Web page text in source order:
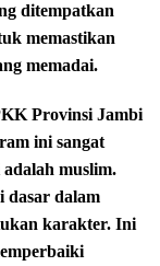
ditempatkan
memastikan
memadai.
Provinsi Jambi
ini sangat
muslim.
dasar dalam
karakter. Ini